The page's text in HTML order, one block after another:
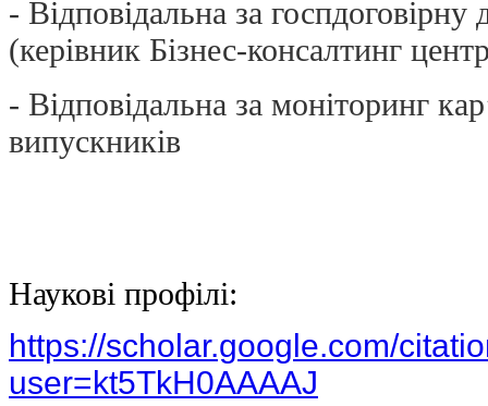
- Відповідальна за госпдоговірну
(керівник Бізнес-консалтинг
- Відповідальна за моніторинг
випускників
Наукові профілі:
https://scholar.google.com/
user=kt5TkH0AAAAJ